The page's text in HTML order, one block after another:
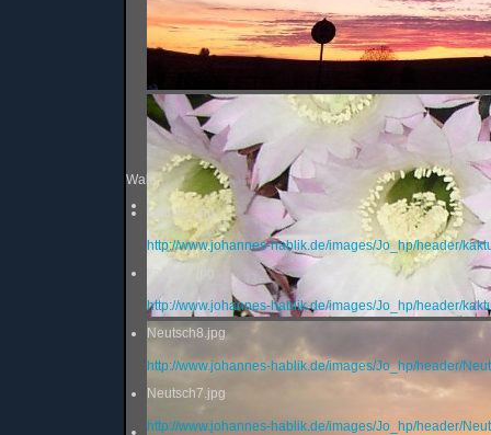
Wale
kaktus1.jpg
http://www.johannes-hablik.de/images/Jo_hp/header/
kaktus2.jpg
http://www.johannes-hablik.de/images/Jo_hp/header/
Neutsch8.jpg
http://www.johannes-hablik.de/images/Jo_hp/header/
Neutsch7.jpg
http://www.johannes-hablik.de/images/Jo_hp/header/